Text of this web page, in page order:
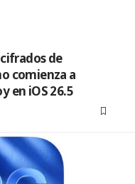
cifrados de
comienza a
en iOS 26.5